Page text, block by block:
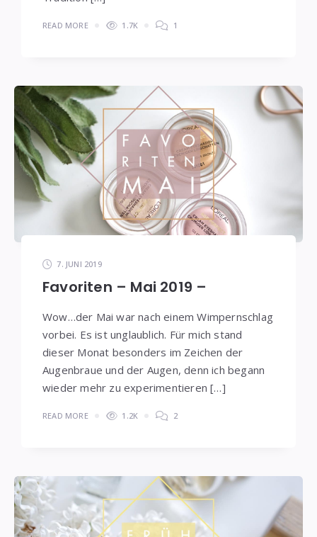
READ MORE 1.7K 1
7. JUNI 2019
Favoriten – Mai 2019 –
Wow…der Mai war nach einem Wimpernschlag
vorbei. Es ist unglaublich. Für mich stand
dieser Monat besonders im Zeichen der
Augenbraue und der Augen, denn ich begann
wieder mehr zu experimentieren […]
READ MORE 1.2K 2